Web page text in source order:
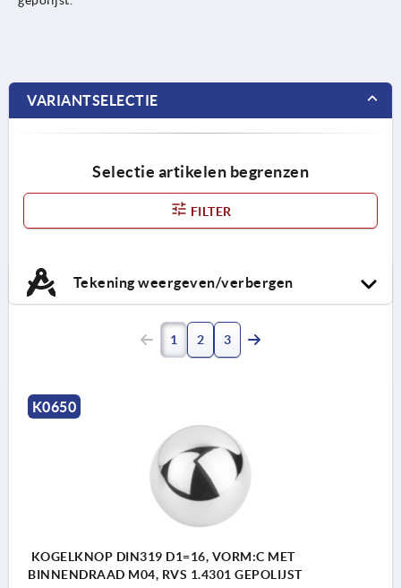
VARIANTSELECTIE
Selectie artikelen begrenzen
FILTER
Tekening weergeven/verbergen
1 2 3
K0650
KOGELKNOP DIN319 D1=16, VORM:C MET
BINNENDRAAD M04, RVS 1.4301 GEPOLIJST